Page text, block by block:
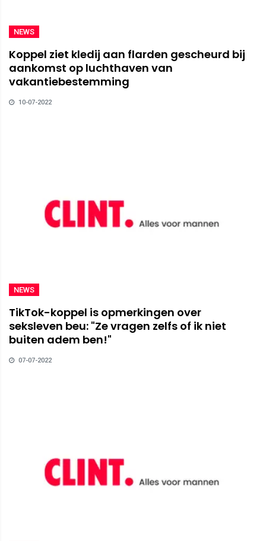
NEWS
Koppel ziet kledij aan flarden gescheurd bij
aankomst op luchthaven van
vakantiebestemming
10-07-2022
NEWS
TikTok-koppel is opmerkingen over
seksleven beu: "Ze vragen zelfs of ik niet
buiten adem ben!"
07-07-2022